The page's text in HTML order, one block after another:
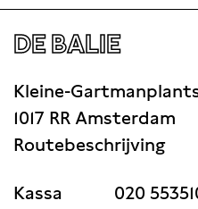
DE BALIE
Kleine-
1017 RR Amsterdam
Routebeschrijving
Kassa
020